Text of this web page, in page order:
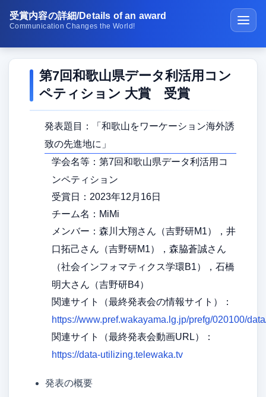
受賞内容の詳細/Details of an award
Communication Changes the World!
講義・演習
学生受賞の紹介
公開ソフトウェア
研究室の生活
メディア紹介
在校生･受験生･高専生へ
卒論/修論（メンバーのみ）
ゼミ旅行
第7回和歌山県データ利活用コン
ペティション 大賞 受賞
発表題目：「和歌山をワーケーション海外誘
致の先進地に」
学会名等：第7回和歌山県データ利活用コ
ンペティション
受賞日：2023年12月16日
チーム名：MiMi
メンバー：森川大翔さん（吉野研M1），井
口拓己さん（吉野研M1），森脇蒼誠さん
（社会インフォマティクス学環B1），石橋
明大さん（吉野研B4）
関連サイト（最終発表会の情報サイト）：
https://www.pref.wakayama.lg.jp/prefg/020100/
関連サイト（最終発表会動画URL）：
https://data-utilizing.telewaka.tv
発表の概要